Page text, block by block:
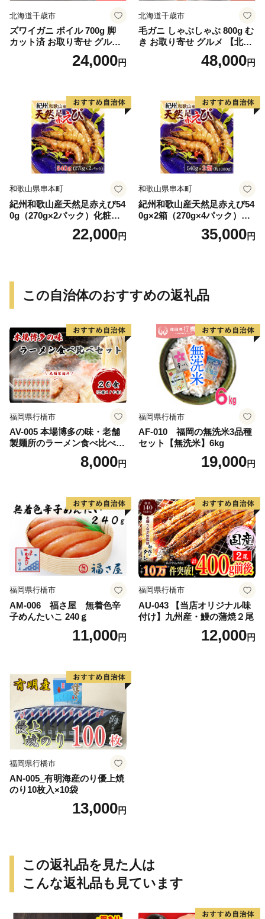
北海道千歳市
ズワイガニ ボイル 700g 脚
カット済 お取り寄せ グルメ
【北海道】【札幌バルナバフ
24,000円
北海道千歳市
毛ガニ しゃぶしゃぶ 800g む
き お取り寄せ グルメ 【北海
道】【札幌バルナバフーズ】
48,000円
和歌山県串本町
紀州和歌山産天然足赤えび54
0g（270g×2パック）化粧箱
入 ※2026年12月上旬〜2027
年2月上旬頃順次発送予定
22,000円
和歌山県串本町
紀州和歌山産天然足赤えび54
0g×2箱（270g×4パック）化
粧箱入 ※2026年12月上旬〜2
027年2月上旬頃順次発送予定
35,000円
この自治体のおすすめの返礼品
福岡県行橋市
AV-005 本場博多の味・老舗
製麺所のラーメン食べ比べセ
ット（２種類×各１０食）
8,000円
福岡県行橋市
AF-010 福岡の無洗米3品種
セット【無洗米】6kg
19,000円
福岡県行橋市
AM-006 福さ屋 無着色辛
子めんたいこ 240ｇ
11,000円
福岡県行橋市
AU-043 【当店オリジナル味
付け】九州産・鰻の蒲焼２尾
12,000円
福岡県行橋市
AN-005_有明海産のり優上焼
のり10枚入×10袋
13,000円
この返礼品を見た人は
こんな返礼品も見ています